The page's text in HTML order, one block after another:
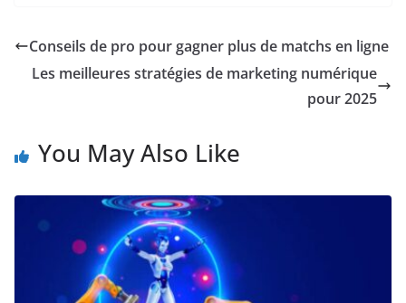
Conseils de pro pour gagner plus de matchs en ligne
Les meilleures stratégies de marketing numérique
pour 2025
You May Also Like